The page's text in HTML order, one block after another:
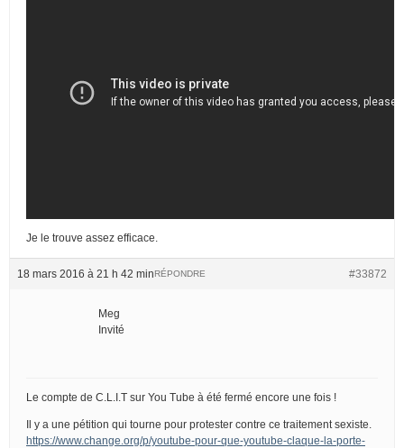
Je le trouve assez efficace.
18 mars 2016 à 21 h 42 min #33872
RÉPONDRE
Meg
Invité
Le compte de C.L.I.T sur You Tube à été fermé encore une fois !
Il y a une pétition qui tourne pour protester contre ce traitement sexiste.
https://www.change.org/p/youtube-pour-que-youtube-claque-la-porte-